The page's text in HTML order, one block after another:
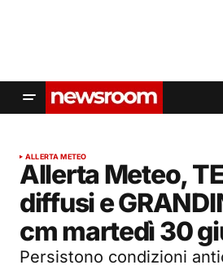
ALLERTA METEO
Allerta Meteo,
diffusi e
cm martedì 30
Persistono condizioni